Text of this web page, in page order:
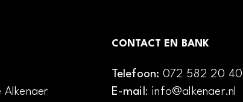
CONTACT EN BANK
Telefoon: 072 582 20 40
E-mail : info@alkenaer.nl